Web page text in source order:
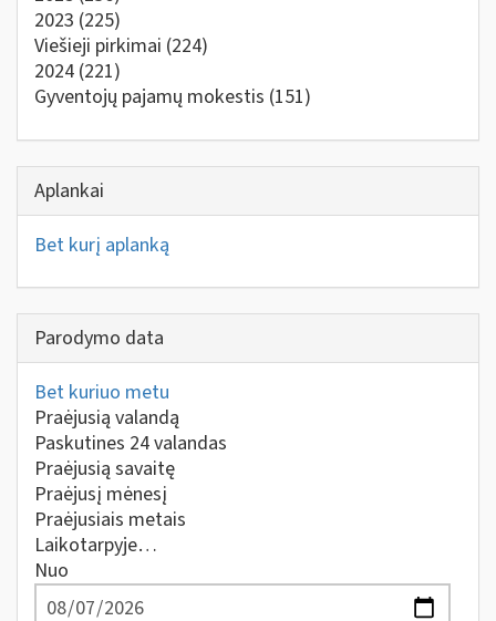
2023 (225)
Viešieji pirkimai (224)
2024 (221)
Gyventojų pajamų mokestis (151)
Aplankai
Bet kurį aplanką
Parodymo data
Bet kuriuo metu
Praėjusią valandą
Paskutines 24 valandas
Praėjusią savaitę
Praėjusį mėnesį
Praėjusiais metais
Laikotarpyje…
Nuo